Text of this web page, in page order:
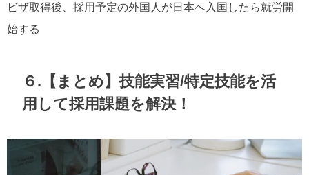
ビザ取得後、採用予定の外国人が日本へ入国したら就労開
始する
６.【まとめ】技能実習/特定技能を活
用して採用課題を解決！